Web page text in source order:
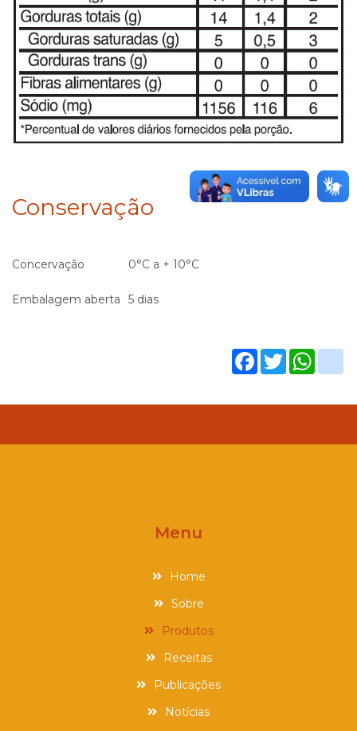
Conservação
Concervação 0°C a + 10°C
Embalagem aberta 5 dias
Facebook
Twitter
Menu
Home
Sobre
Produtos
Receitas
Publicações
Notícias